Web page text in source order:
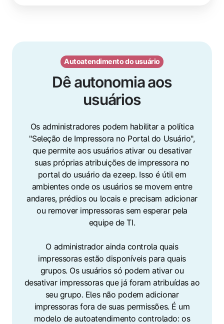
Autoatendimento do usuário
Dê autonomia aos
usuários
Os administradores podem habilitar a política
"Seleção de Impressora no Portal do Usuário",
que permite aos usuários ativar ou desativar
suas próprias atribuições de impressora no
portal do usuário da ezeep. Isso é útil em
ambientes onde os usuários se movem entre
andares, prédios ou locais e precisam adicionar
ou remover impressoras sem esperar pela
equipe de TI.
O administrador ainda controla quais
impressoras estão disponíveis para quais
grupos. Os usuários só podem ativar ou
desativar impressoras que já foram atribuídas ao
seu grupo. Eles não podem adicionar
impressoras fora de suas permissões. É um
modelo de autoatendimento controlado: os